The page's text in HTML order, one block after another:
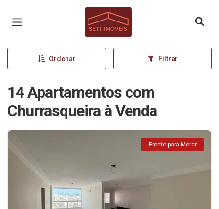
Página inicial
Ordenar Filtrar
14 Apartamentos com
Churrasqueira à Venda
Pronto para Morar